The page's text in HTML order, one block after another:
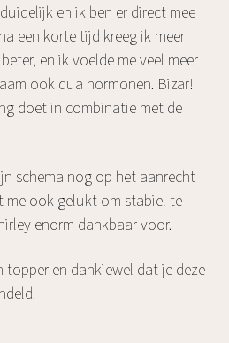
en ik ben er direct mee
een korte tijd kreeg ik meer
en ik voelde me veel meer
ook qua hormonen. Bizar!
doet in combinatie met de
schema nog op het aanrecht
me ook gelukt om stabiel te
enorm dankbaar voor.
topper en dankjewel dat je deze